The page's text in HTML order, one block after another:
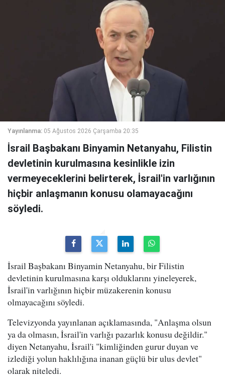
Yayınlanma: 05 Ağustos 2026 Çarşamba 20:35
İsrail Başbakanı Binyamin Netanyahu, Filistin
devletinin kurulmasına kesinlikle izin
vermeyeceklerini belirterek, İsrail'in varlığının
hiçbir anlaşmanın konusu olamayacağını
söyledi.
İsrail Başbakanı Binyamin Netanyahu, bir Filistin
devletinin kurulmasına karşı olduklarını yineleyerek,
İsrail'in varlığının hiçbir müzakerenin konusu
olmayacağını söyledi.
Televizyonda yayınlanan açıklamasında, "Anlaşma olsun
ya da olmasın, İsrail'in varlığı pazarlık konusu değildir."
diyen Netanyahu, İsrail'i "kimliğinden gurur duyan ve
izlediği yolun haklılığına inanan güçlü bir ulus devlet"
olarak niteledi.